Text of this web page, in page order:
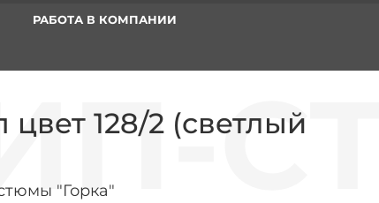
РАБОТА В КОМПАНИИ
128/2 (светлый
"Горка"